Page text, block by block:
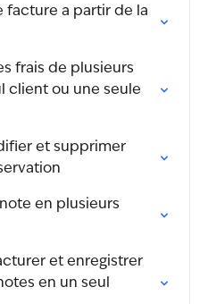
facture a partir de la
frais de plusieurs
client ou une seule
et supprimer
en plusieurs
et enregistrer
en un seul